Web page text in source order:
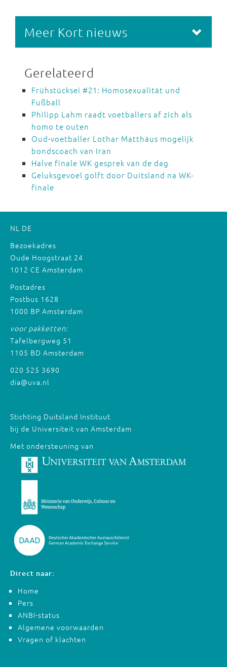
Meer Kort nieuws
Gerelateerd
Frühstücksei #21: Homosexualität und
Fußball
Philipp Lahm raadt voetballers af zich als
homo te outen
Oud-voetballer Lothar Matthäus mogelijk
bondscoach van Iran
Halve finale WK gesprek van de dag
Geluksgevoel golft door Duitsland na WK-
finale
NL DE
Bezoekadres
Oude Hoogstraat 24
1012 CE Amsterdam
Postadres
Postbus 1628
1000 BP Amsterdam
voor pakketten:
Tafelbergweg 51
1105 BD Amsterdam
020 525 3690
dia@uva.nl
Stichting Duitsland Instituut
bij de Universiteit van Amsterdam
Met ondersteuning van
Direct naar:
Home
Pers
ANBI-status
Algemene voorwaarden
Vragen of klachten